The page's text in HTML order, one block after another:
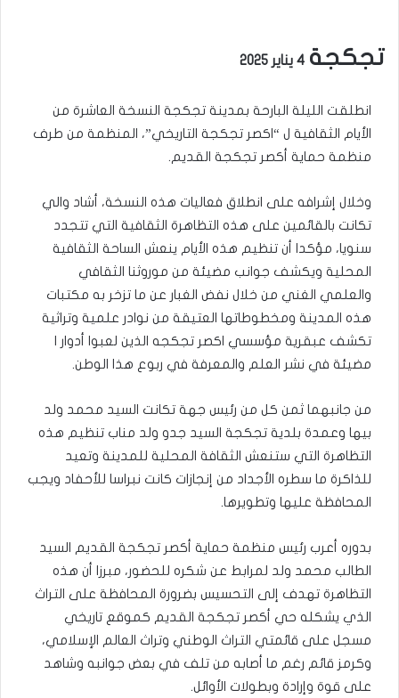
تجكجة
انطلقت الليلة البارحة بمدينة تجكجة النسخة العاشرة من
الأيام الثقافية ل “اكصر تجكجة التاريخي”، المنظمة من طرف
منظمة حماية أكصر تجكجة القديم.
وخلال إشرافه على انطلاق فعاليات هذه النسخة، أشاد والي
تكانت بالقائمين على هذه التظاهرة الثقافية التي تتجدد
سنويا، مؤكدا أن تنظيم هذه الأيام ينعش الساحة الثقافية
المحلية ويكشف جوانب مضيئة من موروثنا الثقافي
والعلمي الغني من خلال نفض الغبار عن ما تزخر به مكتبات
هذه المدينة ومخطوطاتها العتيقة من نوادر علمية وتراثية
تكشف عبقرية مؤسسي اكصر تجكجه الذين لعبوا أدوار ا
مضيئة في نشر العلم والمعرفة في ربوع هذا الوطن.
من جانبهما ثمن كل من رئيس جهة تكانت السيد محمد ولد
بيها وعمدة بلدية تجكجة السيد جدو ولد مناب تنظيم هذه
التظاهرة التي ستنعش الثقافة المحلية للمدينة وتعيد
للذاكرة ما سطره الأجداد من إنجازات كانت نبراسا للأحفاد ويجب
المحافظة عليها وتطويرها.
بدوره أعرب رئيس منظمة حماية أكصر تجكجة القديم السيد
الطالب محمد ولد لمرابط عن شكره للحضور، مبرزا أن هذه
التظاهرة تهدف إلى التحسيس بضرورة المحافظة على التراث
الذي يشكله حي أكصر تجكجة القديم كموقع تاريخي
مسجل على قائمتي التراث الوطني وتراث العالم الإسلامي،
وكرمز قائم رغم ما أصابه من تلف في بعض جوانبه وشاهد
على قوة وإرادة وبطولات الأوائل.